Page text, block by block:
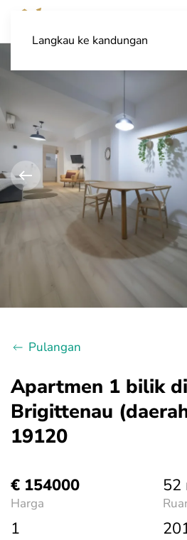
Langkau ke kandungan
Pulangan
Apartmen 1 bilik
Brigittenau
19120
€ 154000
Harga
52
1